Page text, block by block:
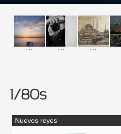
... ... ...
1/80s
Nuevos reyes
Páginas